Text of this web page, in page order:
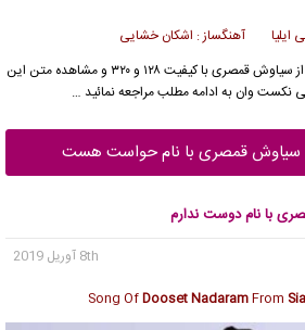
ایلیا آهنگساز : اشکان خشایی
سیاوش قمصری
با کیفیت ۱۲۸ و ۳۲۰ و مشاهده متن این
نکست وان به ادامه مطلب مراجعه نمائید …
سیاوش قمصری با نام حواست هست
با نام دوست ندارم
8th آوریل 2019
Song OfDooset NadaramFrom